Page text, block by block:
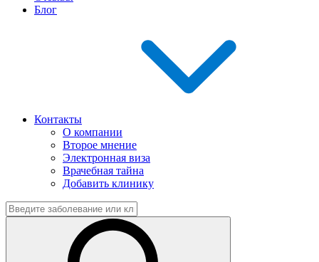
Блог
Контакты
О компании
Второе мнение
Электронная виза
Врачебная тайна
Добавить клинику